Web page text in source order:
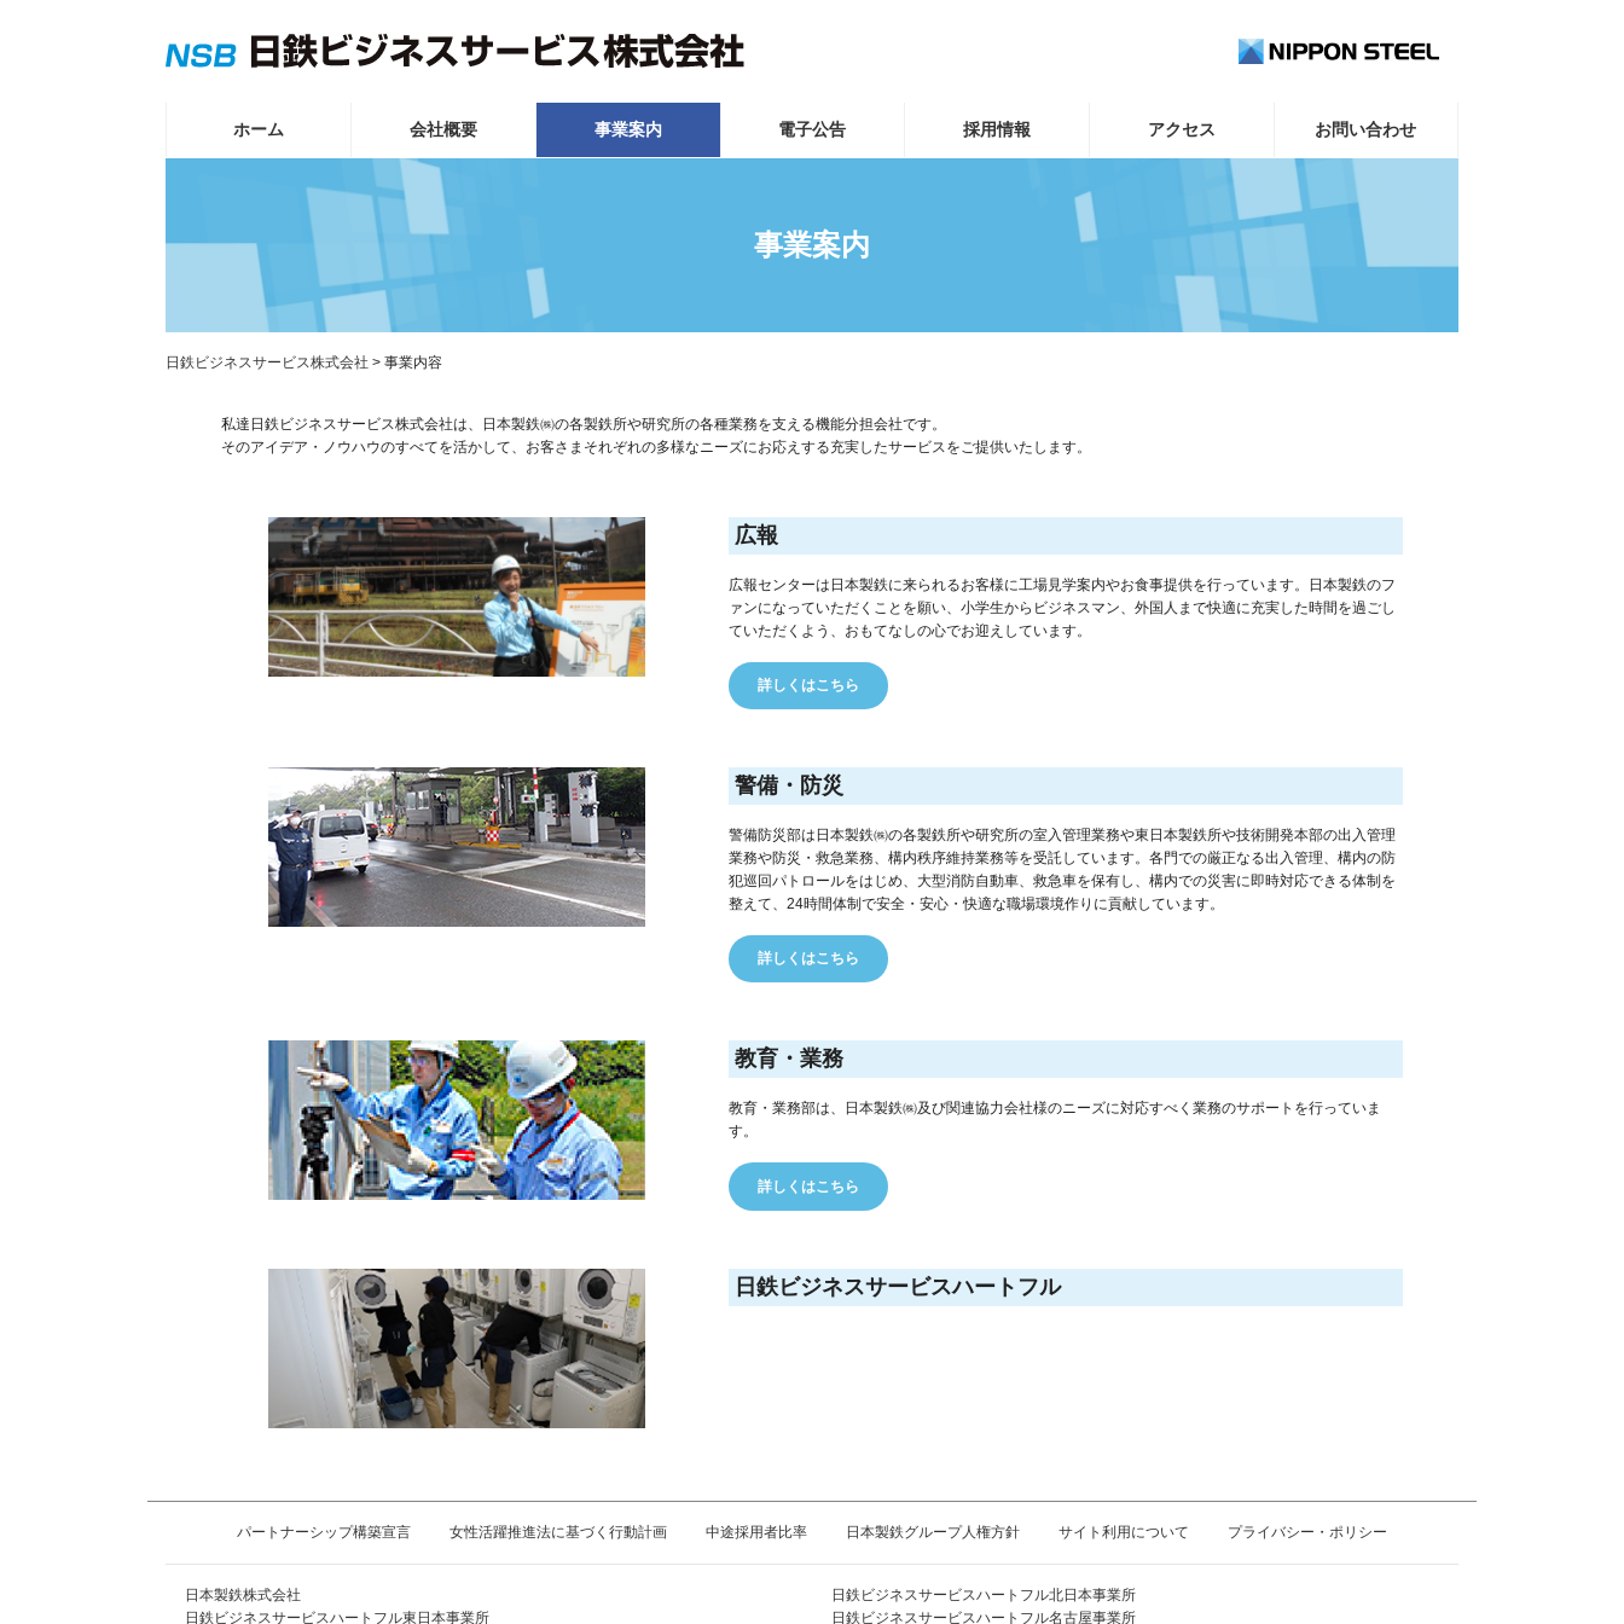
ホーム 会社概要 事業案内 電子公告 採用情報 アクセス お問い合わせ
事業案内
日鉄ビジネスサービス株式会社 > 事業内容
私達日鉄ビジネスサービス株式会社は、日本製鉄㈱の各製鉄所や研究所の各種業務を支える機能分担会社です。
そのアイデア・ノウハウのすべてを活かして、お客さまそれぞれの多様なニーズにお応えする充実したサービスをご提供いたします。
広報
広報センターは日本製鉄に来られるお客様に工場見学案内やお食事提供を行っています。日本製鉄のフ
ァンになっていただくことを願い、小学生からビジネスマン、外国人まで快適に充実した時間を過ごし
ていただくよう、おもてなしの心でお迎えしています。
詳しくはこちら
警備・防災
警備防災部は日本製鉄㈱の各製鉄所や研究所の室入管理業務や東日本製鉄所や技術開発本部の出入管理
業務や防災・救急業務、構内秩序維持業務等を受託しています。各門での厳正なる出入管理、構内の防
犯巡回パトロールをはじめ、大型消防自動車、救急車を保有し、構内での災害に即時対応できる体制を
整えて、24時間体制で安全・安心・快適な職場環境作りに貢献しています。
詳しくはこちら
教育・業務
教育・業務部は、日本製鉄㈱及び関連協力会社様のニーズに対応すべく業務のサポートを行っていま
す。
詳しくはこちら
日鉄ビジネスサービスハートフル
パートナーシップ構築宣言 女性活躍推進法に基づく行動計画 中途採用者比率 日本製鉄グループ人権方針 サイト利用について プライバシー・ポリシー
日本製鉄株式会社
日鉄ビジネスサービスハートフル北日本事業所
日鉄ビジネスサービスハートフル東日本事業所
日鉄ビジネスサービスハートフル名古屋事業所